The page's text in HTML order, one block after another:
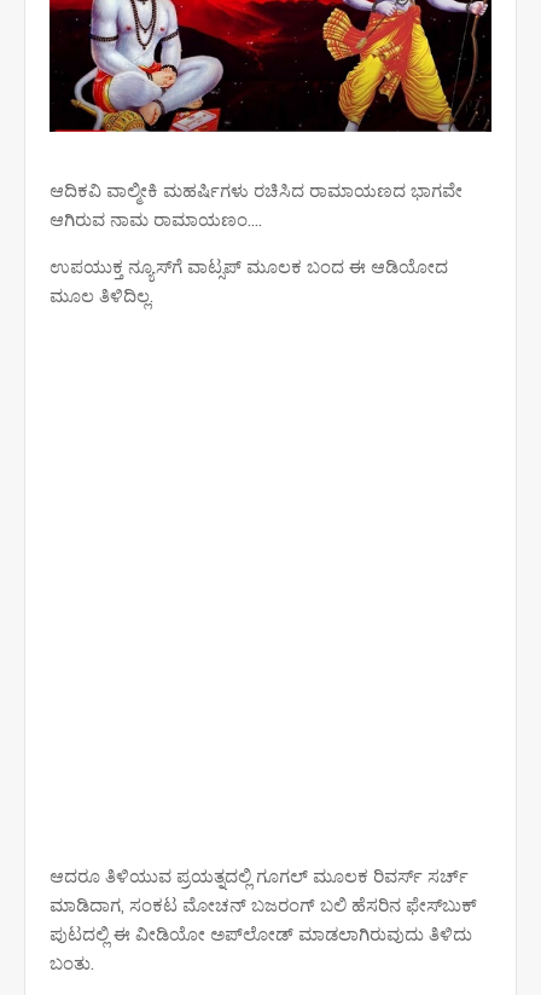
ಆದಿಕವಿ ವಾಲ್ಮೀಕಿ ಮಹರ್ಷಿಗಳು ರಚಿಸಿದ ರಾಮಾಯಣದ ಭಾಗವೇ
ಆಗಿರುವ ನಾಮ ರಾಮಾಯಣಂ....
ಉಪಯುಕ್ತ ನ್ಯೂಸ್‌ಗೆ ವಾಟ್ಸಪ್‌ ಮೂಲಕ ಬಂದ ಈ ಆಡಿಯೋದ
ಮೂಲ ತಿಳಿದಿಲ್ಲ.
ಆದರೂ ತಿಳಿಯುವ ಪ್ರಯತ್ನದಲ್ಲಿ ಗೂಗಲ್‌ ಮೂಲಕ ರಿವರ್ಸ್‌ ಸರ್ಚ್‌
ಮಾಡಿದಾಗ, ಸಂಕಟ ಮೋಚನ್ ಬಜರಂಗ್ ಬಲಿ ಹೆಸರಿನ ಫೇಸ್‌ಬುಕ್
ಪುಟದಲ್ಲಿ ಈ ವೀಡಿಯೋ ಅಪ್‌ಲೋಡ್‌ ಮಾಡಲಾಗಿರುವುದು ತಿಳಿದು
ಬಂತು.